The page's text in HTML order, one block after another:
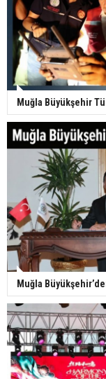
Muğla Büyükşehir
Muğla